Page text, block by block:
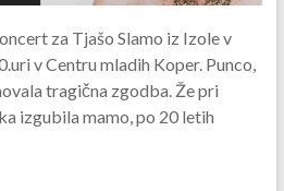
za Tjašo Slamo iz Izole v
v Centru mladih Koper. Punco,
tragična zgodba. Že pri
izgubila mamo, po 20 letih